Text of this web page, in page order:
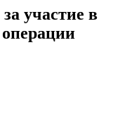
участие в